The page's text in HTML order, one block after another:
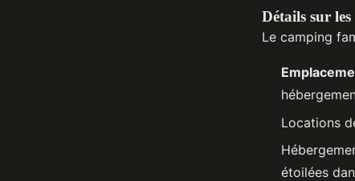
Détails sur les
Le camping
Locations
étoilées